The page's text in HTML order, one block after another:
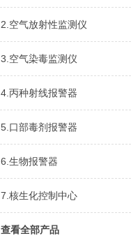
2.空气放射性监测仪
3.空气染毒监测仪
4.丙种射线报警器
5.口部毒剂报警器
6.生物报警器
7.核生化控制中心
查看全部产品